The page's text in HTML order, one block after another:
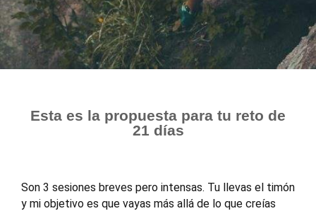
Esta es la propuesta para tu reto de
21 días
Son 3 sesiones breves pero intensas. Tu llevas el timón
y mi objetivo es que vayas más allá de lo que creías